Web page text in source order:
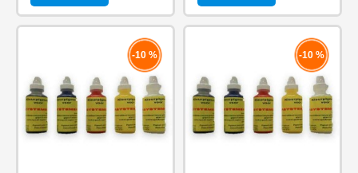
-10 % -10 %